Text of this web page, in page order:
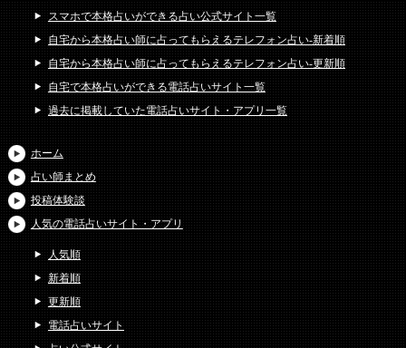
スマホで本格占いができる占い公式サイト一覧
自宅から本格占い師に占ってもらえるテレフォン占い-新着順
自宅から本格占い師に占ってもらえるテレフォン占い-更新順
自宅で本格占いができる電話占いサイト一覧
過去に掲載していた電話占いサイト・アプリ一覧
ホーム
占い師まとめ
投稿体験談
人気の電話占いサイト・アプリ
人気順
新着順
更新順
電話占いサイト